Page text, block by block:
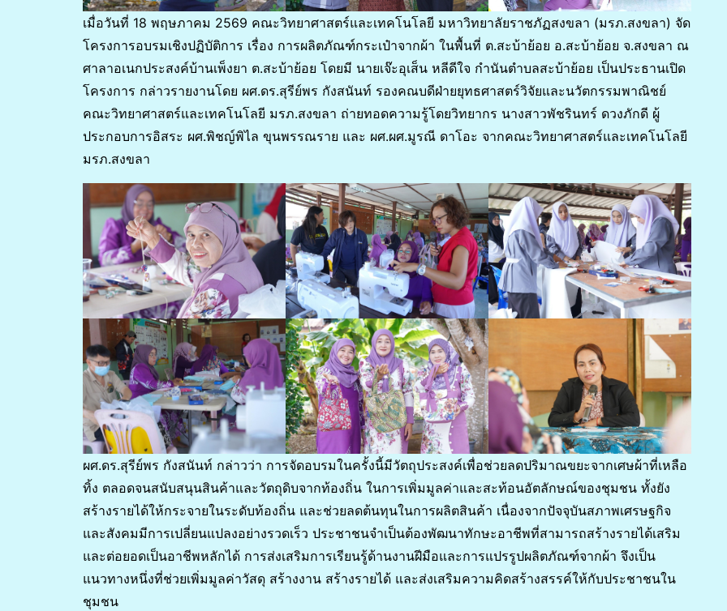
เมื่อวันที่ 18 พฤษภาคม 2569 คณะวิทยาศาสตร์และเทคโนโลยี มหาวิทยาลัยราชภัฏสงขลา (มรภ.สงขลา) จัด
โครงการอบรมเชิงปฏิบัติการ เรื่อง การผลิตภัณฑ์กระเป๋าจากผ้า ในพื้นที่ ต.สะบ้าย้อย อ.สะบ้าย้อย จ.สงขลา ณ
ศาลาอเนกประสงค์บ้านเพ็งยา ต.สะบ้าย้อย โดยมี นายเจ๊ะอุเส็น หลีดีใจ กำนันตำบลสะบ้าย้อย เป็นประธานเปิด
โครงการ กล่าวรายงานโดย ผศ.ดร.สุรีย์พร กังสนันท์ รองคณบดีฝ่ายยุทธศาสตร์วิจัยและนวัตกรรมพาณิชย์
คณะวิทยาศาสตร์และเทคโนโลยี มรภ.สงขลา ถ่ายทอดความรู้โดยวิทยากร นางสาวพัชรินทร์ ดวงภักดี ผู้
ประกอบการอิสระ ผศ.พิชญ์พิไล ขุนพรรณราย และ ผศ.ผศ.มูรณี ดาโอะ จากคณะวิทยาศาสตร์และเทคโนโลยี
มรภ.สงขลา
ผศ.ดร.สุรีย์พร กังสนันท์ กล่าวว่า การจัดอบรมในครั้งนี้มีวัตถุประสงค์เพื่อช่วยลดปริมาณขยะจากเศษผ้าที่เหลือ
ทิ้ง ตลอดจนสนับสนุนสินค้าและวัตถุดิบจากท้องถิ่น ในการเพิ่มมูลค่าและสะท้อนอัตลักษณ์ของชุมชน ทั้งยัง
สร้างรายได้ให้กระจายในระดับท้องถิ่น และช่วยลดต้นทุนในการผลิตสินค้า เนื่องจากปัจจุบันสภาพเศรษฐกิจ
และสังคมมีการเปลี่ยนแปลงอย่างรวดเร็ว ประชาชนจำเป็นต้องพัฒนาทักษะอาชีพที่สามารถสร้างรายได้เสริม
และต่อยอดเป็นอาชีพหลักได้ การส่งเสริมการเรียนรู้ด้านงานฝีมือและการแปรรูปผลิตภัณฑ์จากผ้า จึงเป็น
แนวทางหนึ่งที่ช่วยเพิ่มมูลค่าวัสดุ สร้างงาน สร้างรายได้ และส่งเสริมความคิดสร้างสรรค์ให้กับประชาชนใน
ชุมชน